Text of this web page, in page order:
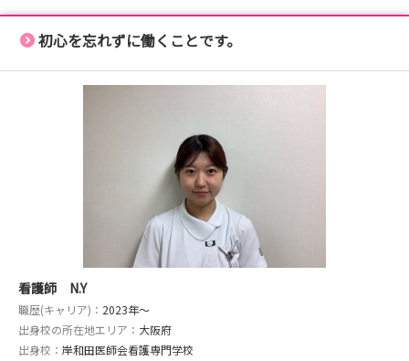
初心を忘れずに働くことです。
看護師 N.Y
職歴(キャリア)： 2023年〜
出身校の所在地エリア： 大阪府
出身校： 岸和田医師会看護専門学校